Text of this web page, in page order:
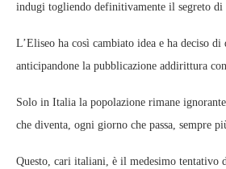
indugi togliendo definitivamente il segreto di
L’Eliseo ha così cambiato idea e ha deciso
anticipandone la pubblicazione addirittura
Solo in Italia la popolazione rimane
che diventa, ogni giorno che passa, sempre
Questo, cari italiani, è il medesimo tentativo